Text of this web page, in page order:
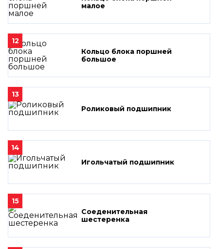
малое
12
Кольцо блока поршней
большое
13
Роликовый подшипник
14
Игольчатый подшипник
15
Соеденительная
шестеренка